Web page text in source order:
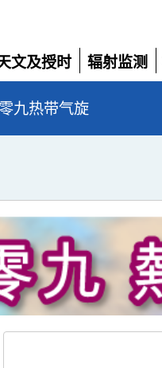
文及授时
辐射监测
展
开
九热带气旋